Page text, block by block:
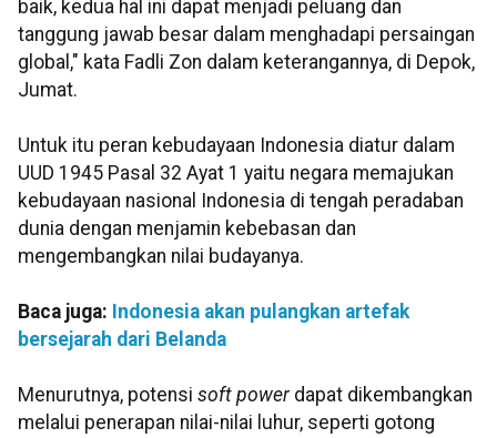
baik, kedua hal ini dapat menjadi peluang dan
tanggung jawab besar dalam menghadapi persaingan
global," kata Fadli Zon dalam keterangannya, di Depok,
Jumat.
Untuk itu peran kebudayaan Indonesia diatur dalam
UUD 1945 Pasal 32 Ayat 1 yaitu negara memajukan
kebudayaan nasional Indonesia di tengah peradaban
dunia dengan menjamin kebebasan dan
mengembangkan nilai budayanya.
Baca juga: Indonesia akan pulangkan artefak
bersejarah dari Belanda
Menurutnya, potensi soft powerdapat dikembangkan
melalui penerapan nilai-nilai luhur, seperti gotong